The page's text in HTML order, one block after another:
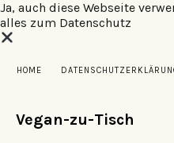
Ja, auch diese Webseite
alles zum Datenschutz
HOME
Vegan-zu-Tisch